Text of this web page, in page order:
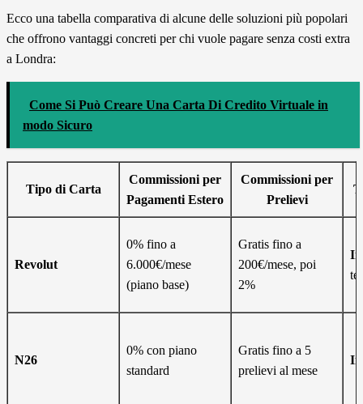
Ecco una tabella comparativa di alcune delle soluzioni più popolari
che offrono vantaggi concreti per chi vuole pagare senza costi extra
a Londra:
Come Si Può Creare Una Carta Di Credito Virtuale in
modo Sicuro
Tipo di Carta
Commissioni per
Pagamenti Estero
Commissioni per
Prelievi
Revolut
0% fino a
6.000€/mese
(piano base)
Gratis fino a
200€/mese, poi
2%
N26
0% con piano
standard
Gratis fino a 5
prelievi al mese